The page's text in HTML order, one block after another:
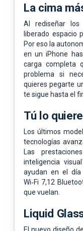
La cima
Al rediseñar los
liberado espacio
Por eso la
en un iPhone
carga completa
problema si
quieres pegarte
te sigue hasta el
Tú lo
Los últimos
tecnologías
Las
inteligencia
ayudan en el día
Wi‑Fi 7,12
que vuelan.
Liquid